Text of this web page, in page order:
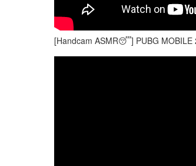
[Handcam ASMR😴] PUBG